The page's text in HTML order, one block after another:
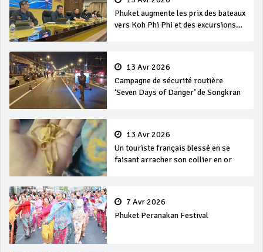
Phuket augmente les prix des bateaux
vers Koh Phi Phi et des excursions
13 Avr 2026
Campagne de sécurité routière
‘Seven Days of Danger’ de Songkran
13 Avr 2026
Un touriste français blessé en se
faisant arracher son collier en or
7 Avr 2026
Phuket Peranakan Festival